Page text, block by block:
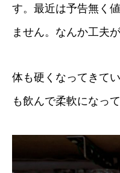
す。最近は予告無く
ません。なんか工夫
体も硬くなってきて
も飲んで柔軟になっ